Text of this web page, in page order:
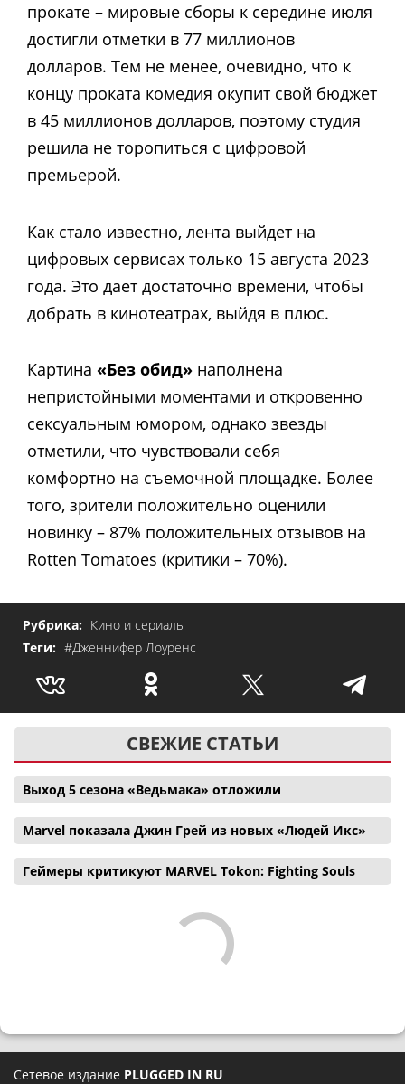
прокате – мировые сборы к середине июля
достигли отметки в 77 миллионов
долларов. Тем не менее, очевидно, что к
концу проката комедия окупит свой бюджет
в 45 миллионов долларов, поэтому студия
решила не торопиться с цифровой
премьерой.
Как стало известно, лента выйдет на
цифровых сервисах только 15 августа 2023
года. Это дает достаточно времени, чтобы
добрать в кинотеатрах, выйдя в плюс.
Картина «Без обид» наполнена
непристойными моментами и откровенно
сексуальным юмором, однако звезды
отметили, что чувствовали себя
комфортно на съемочной площадке. Более
того, зрители положительно оценили
новинку – 87% положительных отзывов на
Rotten Tomatoes (критики – 70%).
Рубрика: Кино и сериалы
Теги: #Дженнифер Лоуренс
СВЕЖИЕ СТАТЬИ
Выход 5 сезона «Ведьмака» отложили
Marvel показала Джин Грей из новых «Людей Икс»
Геймеры критикуют MARVEL Tokon: Fighting Souls
Сетевое издание PLUGGED IN RU